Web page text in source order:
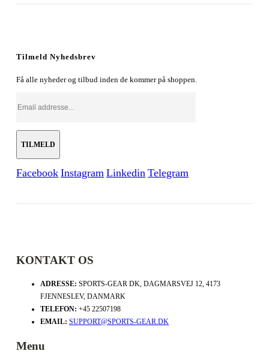
Tilmeld Nyhedsbrev
Få alle nyheder og tilbud inden de kommer på shoppen.
Facebook Instagram Linkedin Telegram
KONTAKT OS
ADRESSE: SPORTS-GEAR DK, DAGMARSVEJ 12, 4173
FJENNESLEV, DANMARK
TELEFON: +45 22507198
EMAIL: SUPPORT@SPORTS-GEAR.DK
Menu